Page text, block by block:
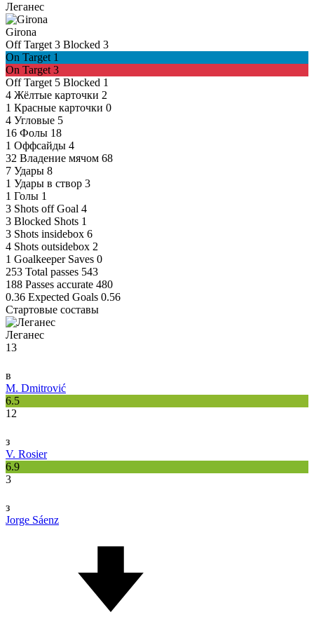
Леганес
Girona
Off Target 3 Blocked 3
On Target 1
On Target 3
Off Target 5 Blocked 1
4 Жёлтые карточки 2
1 Красные карточки 0
4 Угловые 5
16 Фолы 18
1 Оффсайды 4
32 Владение мячом 68
7 Удары 8
1 Удары в створ 3
1 Голы 1
3 Shots off Goal 4
3 Blocked Shots 1
3 Shots insidebox 6
4 Shots outsidebox 2
1 Goalkeeper Saves 0
253 Total passes 543
188 Passes accurate 480
0.36 Expected Goals 0.56
Стартовые составы
Леганес
13
в
M. Dmitrović
6.5
12
з
V. Rosier
6.9
3
з
Jorge Sáenz